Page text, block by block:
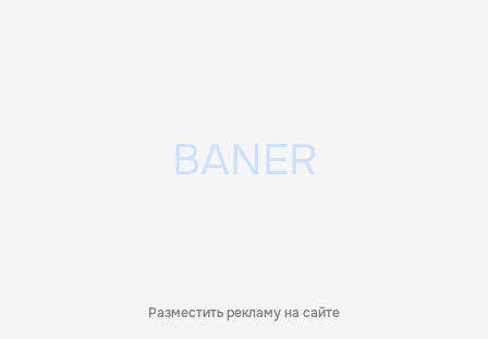
Разместить рекламу на сайте